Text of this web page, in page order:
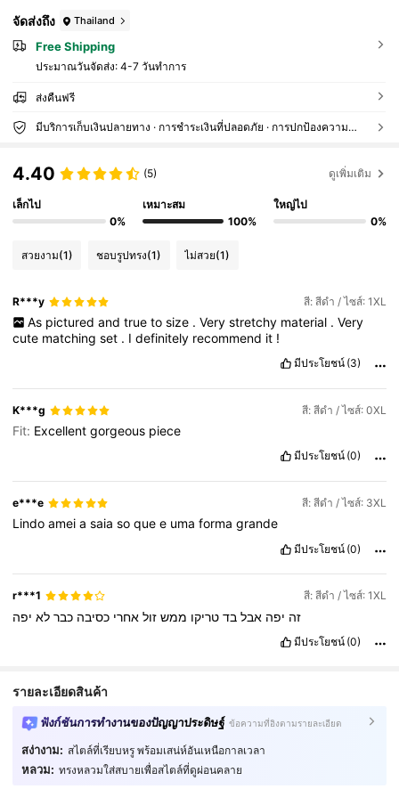
จัดส่งถึง Thailand
Free Shipping
ประมาณวันจัดส่ง: 4-7 วันทำการ
ส่งคืนฟรี
มีบริการเก็บเงินปลายทาง · การชำระเงินที่ปลอดภัย · การปกป้องความเป็นส่วนตัว
4.40 (5) ดูเพิ่มเติม
เล็กไป
0%
เหมาะสม
100%
ใหญ่ไป
0%
สวยงาม(1) ชอบรูปทรง(1) ไม่สวย(1)
R***y สี: สีดำ / ไซส์: 1XL
As pictured and true to size . Very stretchy material . Very
cute matchingset . Idefinitely recommend it !
มีประโยชน์ (3)
K***g สี: สีดำ / ไซส์: 0XL
Fit: Excellentgorgeous piece
มีประโยชน์ (0)
e***e สี: สีดำ / ไซส์: 3XL
Lindoameiasaiasoquee umaformagrande
มีประโยชน์ (0)
r***1 สี: สีดำ / ไซส์: 1XL
זה יפה אבל בד טריקו ממש זול אחרי כסיבה כבר לא יפה
มีประโยชน์ (0)
รายละเอียดสินค้า
ฟังก์ชันการทำงานของปัญญาประดิษฐ์ ข้อความที่อิงตามรายละเอียด
สง่างาม: สไตล์ที่เรียบหรู พร้อมเสน่ห์อันเหนือกาลเวลา
หลวม: ทรงหลวมใส่สบายเพื่อสไตล์ที่ดูผ่อนคลาย